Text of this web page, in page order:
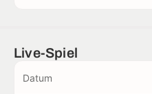
Live-Spiel
Datum